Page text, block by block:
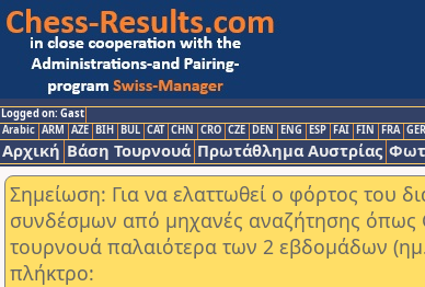
Logged on: Gast
Arabic ARM AZE BIH BUL CAT CHN CRO CZE DEN ENG ESP FAI FIN FRA GER
Αρχική Βάση Τουρνουά Πρωτάθλημα Αυστρίας
Σημείωση: Για να ελαττωθεί ο φόρτος του
συνδέσμων από μηχανές αναζήτησης όπως
τουρνουά παλαιότερα των 2 εβδομάδων
πλήκτρο: